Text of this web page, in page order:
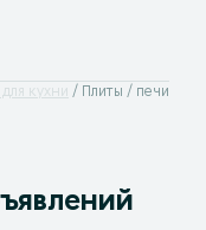
для кухни Плиты / печи